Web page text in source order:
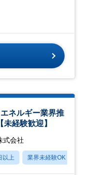
ネルギー業界推
経験歓迎】
式会社
以上 業界未経験OK